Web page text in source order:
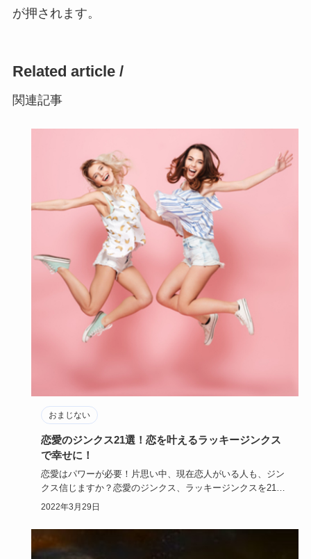
が押されます。
Related article /
関連記事
おまじない
恋愛のジンクス21選！恋を叶えるラッキージンクス
で幸せに！
恋愛はパワーが必要！片思い中、現在恋人がいる人も、ジン
クス信じますか？恋愛のジンクス、ラッキージンクスを21個
集めました。…
2022年3月29日